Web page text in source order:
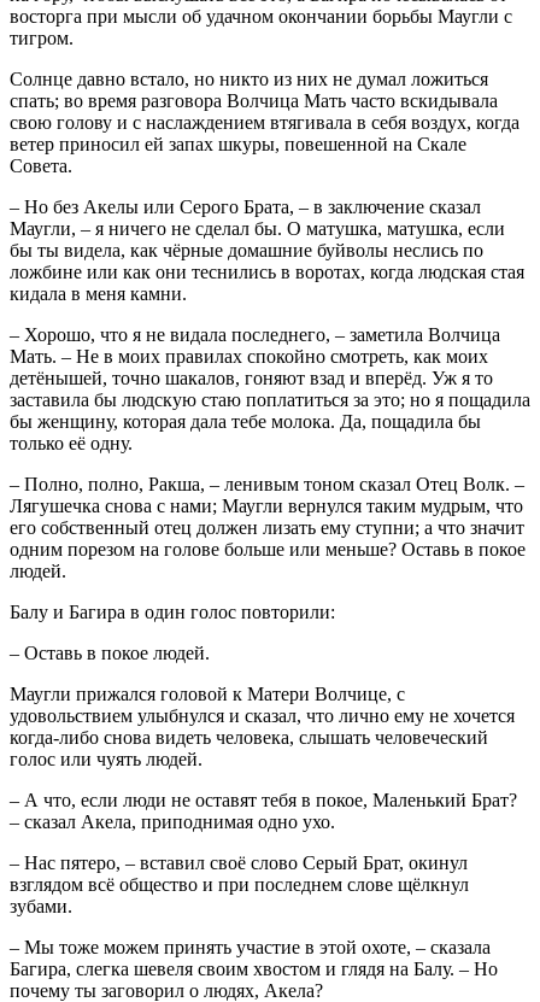
восторга при мысли об удачном окончании борьбы Маугли с
тигром.
Солнце давно встало, но никто из них не думал ложиться
спать; во время разговора Волчица Мать часто вскидывала
свою голову и с наслаждением втягивала в себя воздух, когда
ветер приносил ей запах шкуры, повешенной на Скале
Совета.
– Но без Акелы или Серого Брата, – в заключение сказал
Маугли, – я ничего не сделал бы. О матушка, матушка, если
бы ты видела, как чёрные домашние буйволы неслись по
ложбине или как они теснились в воротах, когда людская стая
кидала в меня камни.
– Хорошо, что я не видала последнего, – заметила Волчица
Мать. – Не в моих правилах спокойно смотреть, как моих
детёнышей, точно шакалов, гоняют взад и вперёд. Уж я то
заставила бы людскую стаю поплатиться за это; но я пощадила
бы женщину, которая дала тебе молока. Да, пощадила бы
только её одну.
– Полно, полно, Ракша, – ленивым тоном сказал Отец Волк. –
Лягушечка снова с нами; Маугли вернулся таким мудрым, что
его собственный отец должен лизать ему ступни; а что значит
одним порезом на голове больше или меньше? Оставь в покое
людей.
Балу и Багира в один голос повторили:
– Оставь в покое людей.
Маугли прижался головой к Матери Волчице, с
удовольствием улыбнулся и сказал, что лично ему не хочется
когда-либо снова видеть человека, слышать человеческий
голос или чуять людей.
– А что, если люди не оставят тебя в покое, Маленький Брат?
– сказал Акела, приподнимая одно ухо.
– Нас пятеро, – вставил своё слово Серый Брат, окинул
взглядом всё общество и при последнем слове щёлкнул
зубами.
– Мы тоже можем принять участие в этой охоте, – сказала
Багира, слегка шевеля своим хвостом и глядя на Балу. – Но
почему ты заговорил о людях, Акела?